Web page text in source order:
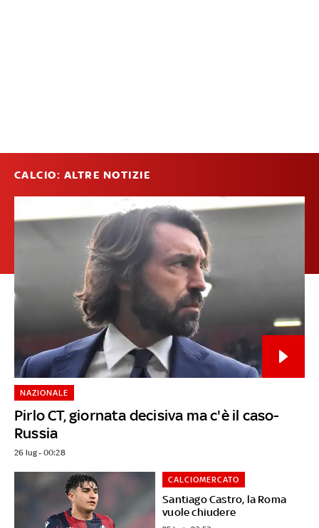
CALCIO: ALTRE NOTIZIE
Pirlo CT, giornata decisiva ma c'è il caso-
Russia
NAZIONALE
26 lug - 00:28
Santiago Castro, la Roma
vuole chiudere
CALCIOMERCATO